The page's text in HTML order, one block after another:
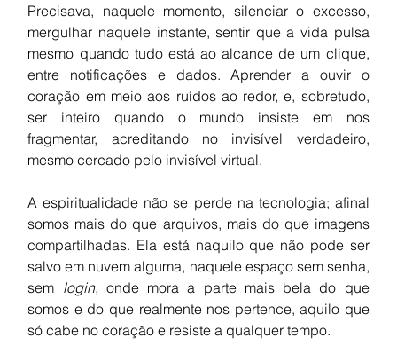
Precisava, naquele momento, silenciar o excesso,
mergulhar naquele instante, sentir que a vida pulsa
mesmo quando tudo está ao alcance de um clique,
entre notificações e dados. Aprender a ouvir o
coração em meio aos ruídos ao redor, e, sobretudo,
ser inteiro quando o mundo insiste em nos
fragmentar, acreditando no invisível verdadeiro,
mesmo cercado pelo invisível virtual.
A espiritualidade não se perde na tecnologia; afinal
somos mais do que arquivos, mais do que imagens
compartilhadas. Ela está naquilo que não pode ser
salvo em nuvem alguma, naquele espaço sem senha,
sem login, onde mora a parte mais bela do que
somos e do que realmente nos pertence, aquilo que
só cabe no coração e resiste a qualquer tempo.